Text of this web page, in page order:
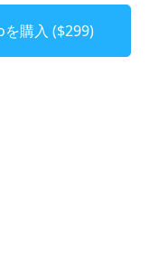
購入 ($299)